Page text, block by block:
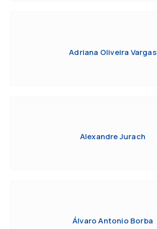
Adriana Oliveira Vargas
Alexandre Jurach
Álvaro Antonio Borba